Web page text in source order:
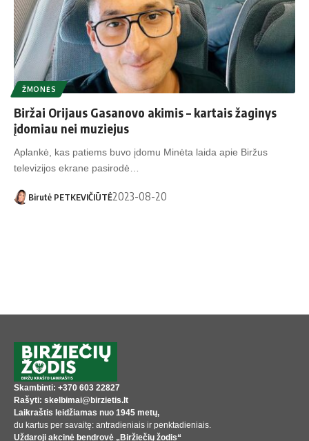
ŽMONĖS
Biržai Orijaus Gasanovo akimis – kartais žaginys
įdomiau nei muziejus
Aplankė, kas patiems buvo įdomu Minėta laida apie Biržus
televizijos ekrane pasirodė…
Birutė PETKEVIČIŪTĖ2023-08-20
Skambinti: +370 603 22827
Rašyti: skelbimai@birzietis.lt
Laikraštis leidžiamas nuo 1945 metų,
du kartus per savaitę: antradieniais ir penktadieniais.
Uždaroji akcinė bendrovė „Biržiečių žodis“